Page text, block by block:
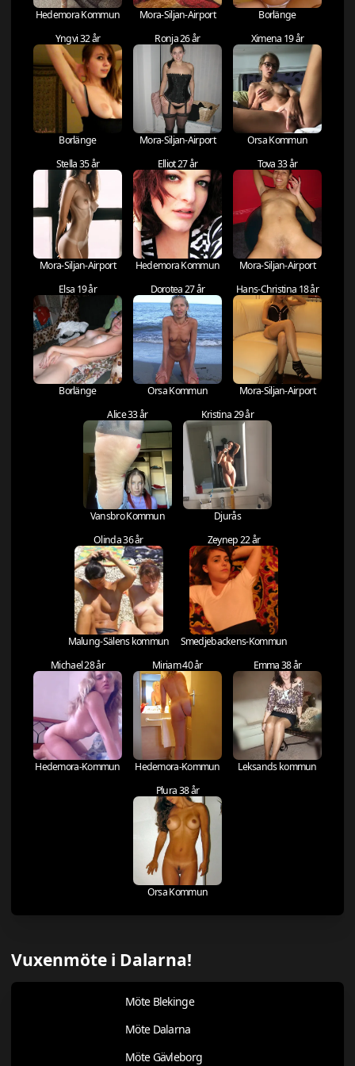
Hedemora Kommun Mora-Siljan-Airport
Borlänge
Yngvi 32 år
Borlänge
Ronja 26 år
Mora-Siljan-Airport
Ximena 19 år
Orsa Kommun
Stella 35 år
Mora-Siljan-Airport
Elliot 27 år
Hedemora Kommun
Tova 33 år
Mora-Siljan-Airport
Elsa 19 år
Borlänge
Dorotea 27 år
Orsa Kommun
Hans-Christina 18 år
Mora-Siljan-Airport
Alice 33 år
Vansbro Kommun
Kristina 29 år
Djurås
Olinda 36 år
Malung-Sälens kommun
Zeynep 22 år
Smedjebackens-Kommun
Michael 28 år
Hedemora-Kommun
Miriam 40 år
Hedemora-Kommun
Emma 38 år
Leksands kommun
Plura 38 år
Orsa Kommun
Vuxenmöte i Dalarna!
Möte Blekinge
Möte Dalarna
Möte Gävleborg